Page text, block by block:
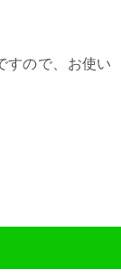
すので、お使い